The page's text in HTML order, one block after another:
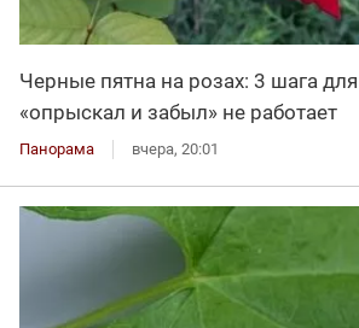
Черные пятна на розах: 3 шага
«опрыскал и забыл» не работает
Панорама вчера, 20:01